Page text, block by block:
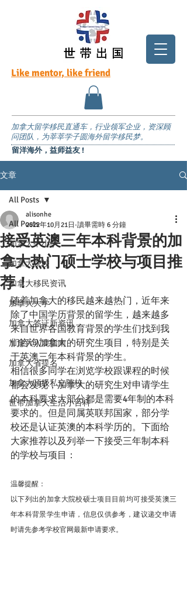
Like mentor, like friend
加拿大留学移民直通车，行业领军企业，资深顾
问团队，为莘莘学子圆海外留学移民梦。
留洋海外，益师益友 !
文章
All Posts
加拿大中小学
加拿大院校
加拿大移民资讯
加拿大大学
加拿大签证新资讯
加拿大入境指南
加拿大省提名
加拿大顶级私立院校
世带加拿大生活小百科
All Posts
接受英澳三年本科背景的加
拿大热门硕士学校与项目推
荐！
alisonhe
2022年10月21日 讀畢需時 6 分鐘
随着加拿大的移民越来越热门，近年来
除了中国学历背景的留学生，越来越多
来自世界各国教育背景的学生们找到我
们咨询加拿大的研究生项目，特别是关
于英澳三年本科背景的学生。
相信很多同学在浏览学校跟课程的时候
都会发现，加拿大的研究生对申请学生
的本科要求大部分都是需要4年制的本科
要求的。但是同属英联邦国家，部分学
校还是认证英澳的本科学历的。下面给
大家推荐以及列举一下接受三年制本科
的学校与项目：
温馨提醒：
以下列出的加拿大院校硕士项目目前均可接受英澳三
年本科背景学生申请，信息仅供参考，建议递交申请
时请先参考学校官网最新申请要求。